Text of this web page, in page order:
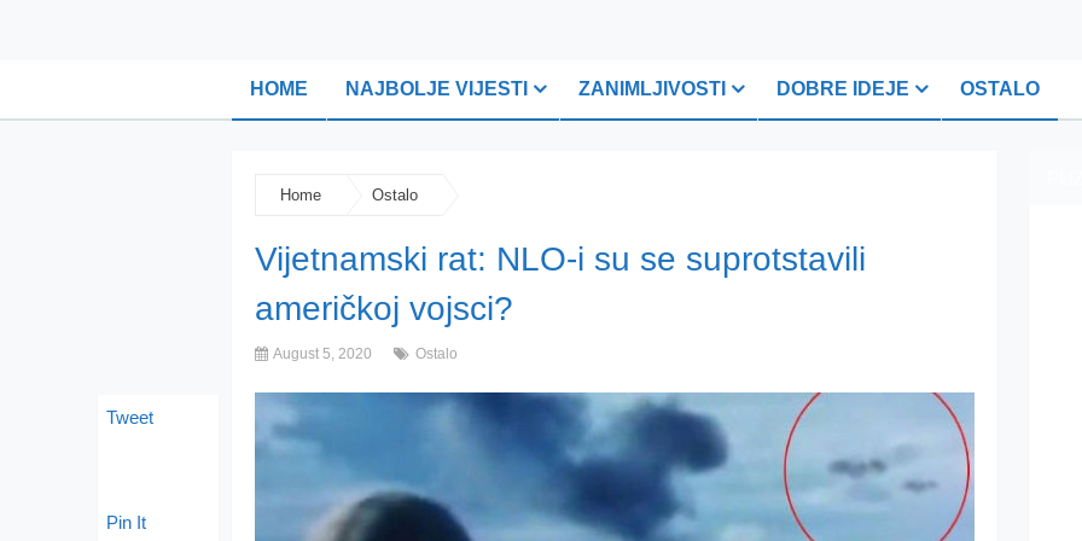
HOME NAJBOLJE VIJESTI ZANIMLJIVOSTI DOBRE IDEJE OSTALO
Home Ostalo
Vijetnamski rat: NLO-i su se suprotstavili
američkoj vojsci?
August 5, 2020 Ostalo
Tweet
Pin It